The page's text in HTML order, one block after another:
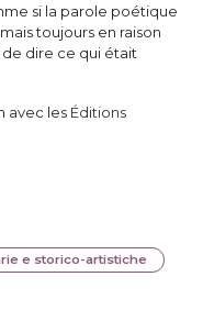
si la parole poétique
toujours en raison
de dire ce qui était
avec les Éditions
e storico-artistiche